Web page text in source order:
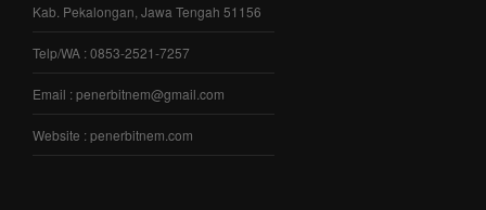
Kab. Pekalongan, Jawa Tengah 51156
Telp/WA : 0853-2521-7257
Email : penerbitnem@gmail.com
Website : penerbitnem.com